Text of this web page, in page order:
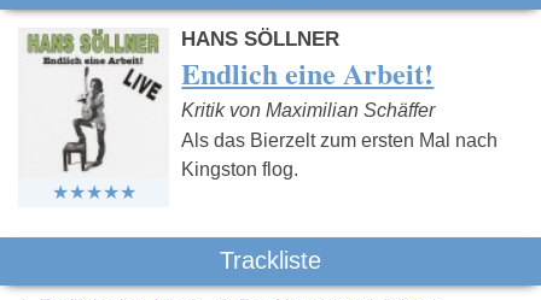
HANS SÖLLNER
Endlich eine Arbeit!
Kritik von Maximilian Schäffer
Als das Bierzelt zum ersten Mal nach
Kingston flog.
Trackliste